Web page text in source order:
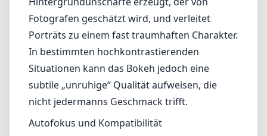
Fotografen geschätzt wird, und verleitet
Porträts zu einem fast traumhaften Charakter.
In bestimmten hochkontrastierenden
Situationen kann das Bokeh jedoch eine
subtile „unruhige“ Qualität aufweisen, die
nicht jedermanns Geschmack trifft.
Autofokus und Kompatibilität